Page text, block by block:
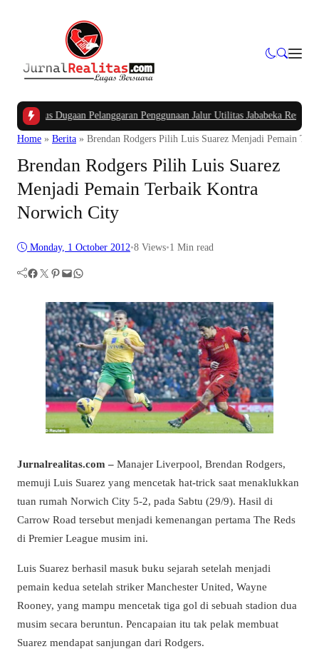
Kasus Dugaan Pelanggaran Penggunaan Jalur Utilitas Jababeka Resmi Naik
Home » Berita » Brendan Rodgers Pilih Luis Suarez Menjadi Pemain
Brendan Rodgers Pilih Luis Suarez
Menjadi Pemain Terbaik Kontra
Norwich City
Monday, 1 October 2012•8 Views•1 Min read
Facebook Twitter Pinterest Mail WhatsApp
Jurnalrealitas.com – Manajer Liverpool, Brendan Rodgers,
memuji Luis Suarez yang mencetak hat-trick saat menaklukkan
tuan rumah Norwich City 5-2, pada Sabtu (29/9). Hasil di
Carrow Road tersebut menjadi kemenangan pertama The Reds
di Premier League musim ini.
Luis Suarez berhasil masuk buku sejarah setelah menjadi
pemain kedua setelah striker Manchester United, Wayne
Rooney, yang mampu mencetak tiga gol di sebuah stadion dua
musim secara beruntun. Pencapaian itu tak pelak membuat
Suarez mendapat sanjungan dari Rodgers.